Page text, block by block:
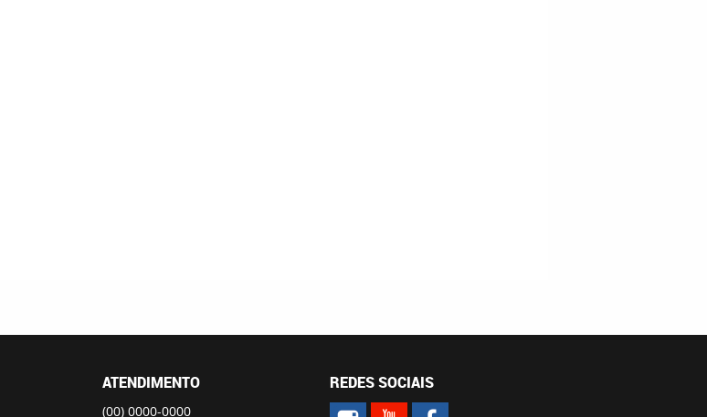
ATENDIMENTO
(00) 0000-0000
REDES SOCIAIS